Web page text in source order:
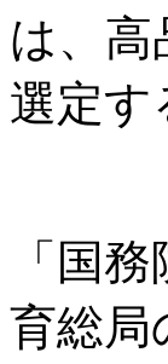
は、高
選定す
「国
育総局